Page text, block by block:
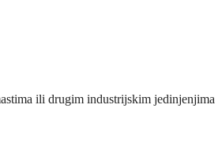
ili drugim industrijskim jedinjenjima